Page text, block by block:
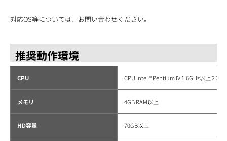
対応OS等については、お問い合わせください。
推奨動作環境
CPU CPU Intel ® Pentium IV 1.6GHz以上 2コ
メモリ 4GB RAM以上
HD容量 70GB以上